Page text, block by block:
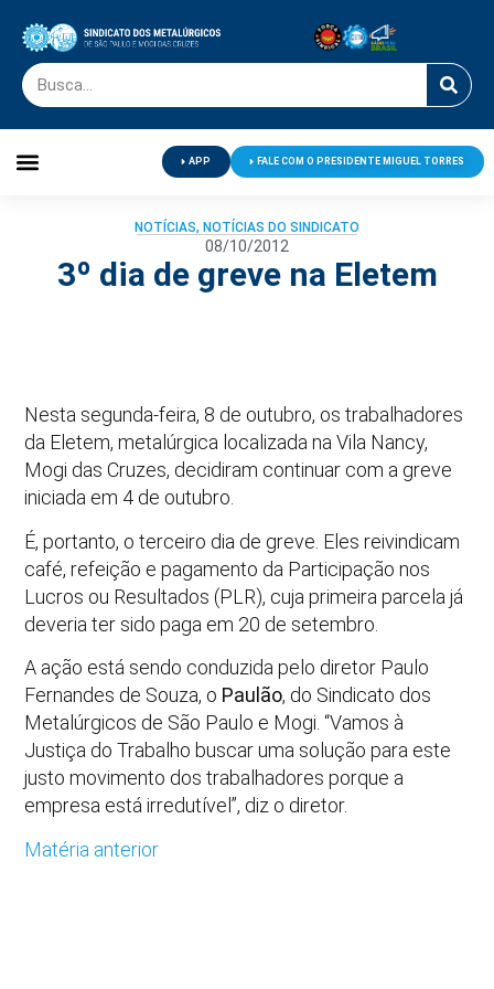
APP FALE COM O PRESIDENTE MIGUEL TORRES
NOTÍCIAS, NOTÍCIAS DO SINDICATO
08/10/2012
3º dia de greve na Eletem
Nesta segunda-feira, 8 de outubro, os trabalhadores
da Eletem, metalúrgica localizada na Vila Nancy,
Mogi das Cruzes, decidiram continuar com a greve
iniciada em 4 de outubro.
É, portanto, o terceiro dia de greve. Eles reivindicam
café, refeição e pagamento da Participação nos
Lucros ou Resultados (PLR), cuja primeira parcela já
deveria ter sido paga em 20 de setembro.
A ação está sendo conduzida pelo diretor Paulo
Fernandes de Souza, o Paulão, do Sindicato dos
Metalúrgicos de São Paulo e Mogi. “Vamos à
Justiça do Trabalho buscar uma solução para este
justo movimento dos trabalhadores porque a
empresa está irredutível”, diz o diretor.
Matéria anterior